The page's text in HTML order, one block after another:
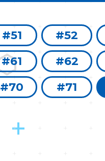
#51 #52
#61 #62
#70 #71